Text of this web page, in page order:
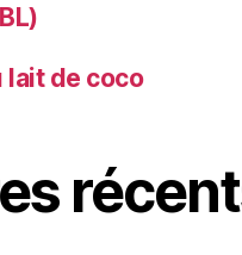
lait de coco